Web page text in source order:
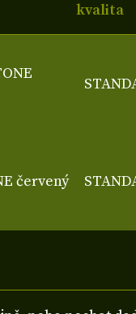
kvalita
červený